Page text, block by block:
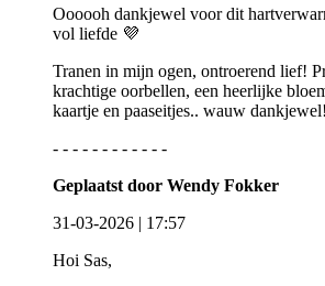
Oooooh dankjewel voor dit
vol liefde 💜
Tranen in mijn ogen, ontroerend lief!
krachtige oorbellen, een heerlijke
kaartje en paaseitjes.. wauw
- - - - - - - - - - - -
Geplaatst door Wendy Fokker
31-03-2026 | 17:57
Hoi Sas,